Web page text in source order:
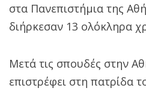
στα Πανεπιστήμια της
διήρκεσαν 13 ολόκληρα
Μετά τις σπουδές στην
επιστρέφει στη πατρίδα